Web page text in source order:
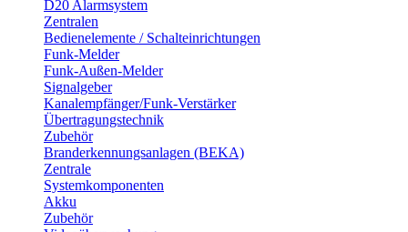
D20 Alarmsystem
Zentralen
Bedienelemente / Schalteinrichtungen
Funk-Melder
Funk-Außen-Melder
Signalgeber
Kanalempfänger/Funk-Verstärker
Übertragungstechnik
Zubehör
Branderkennungsanlagen (BEKA)
Zentrale
Systemkomponenten
Akku
Zubehör